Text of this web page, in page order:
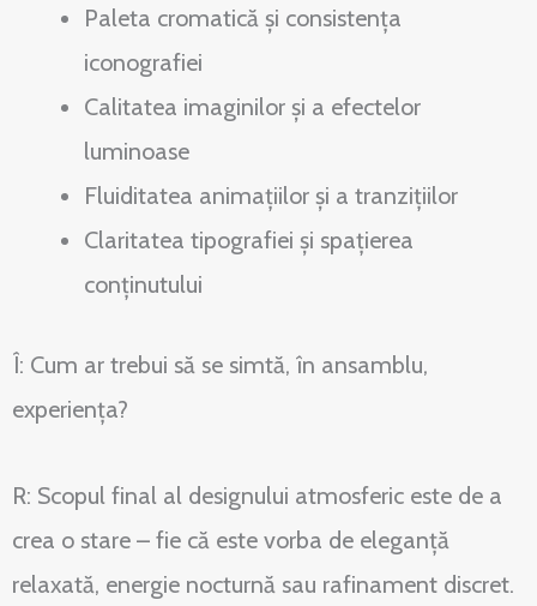
Paleta cromatică și consistența
iconografiei
Calitatea imaginilor și a efectelor
luminoase
Fluiditatea animațiilor și a tranzițiilor
Claritatea tipografiei și spațierea
conținutului
Î: Cum ar trebui să se simtă, în ansamblu,
experiența?
R: Scopul final al designului atmosferic este de a
crea o stare – fie că este vorba de eleganță
relaxată, energie nocturnă sau rafinament discret.